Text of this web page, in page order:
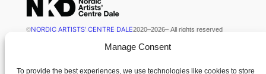
Manage Consent
To provide the best experiences, we use technologies like cookies to store
©NORDIC ARTISTS' CENTRE DALE2020–2026– All rights reserved